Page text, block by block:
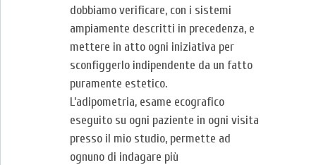
dobbiamo verificare, con i sistemi
ampiamente descritti in precedenza, e
mettere in atto ogni iniziativa per
sconfiggerlo indipendente da un fatto
puramente estetico.
L’adipometria, esame ecografico
eseguito su ogni paziente in ogni visita
presso il mio studio, permette ad
ognuno di indagare più